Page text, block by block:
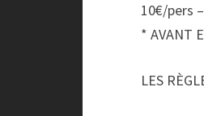
10€/pers
* AVANT
LES